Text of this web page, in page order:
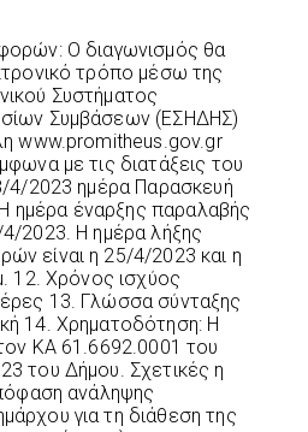
Ο διαγωνισμός θα
τρόπο μέσω της
Συστήματος
Συμβάσεων (ΕΣΗΔΗΣ)
www.promitheus.gov.gr
με τις διατάξεις του
4/2023 ημέρα Παρασκευή
ημέρα έναρξης παραλαβής
2023. Η ημέρα λήξης
είναι η 25/4/2023 και η
12. Χρόνος ισχύος
13. Γλώσσα σύνταξης
14. Χρηματοδότηση: Η
ΚΑ 61.6692.0001 του
του Δήμου. Σχετικές η
ανάληψης
για τη διάθεση της